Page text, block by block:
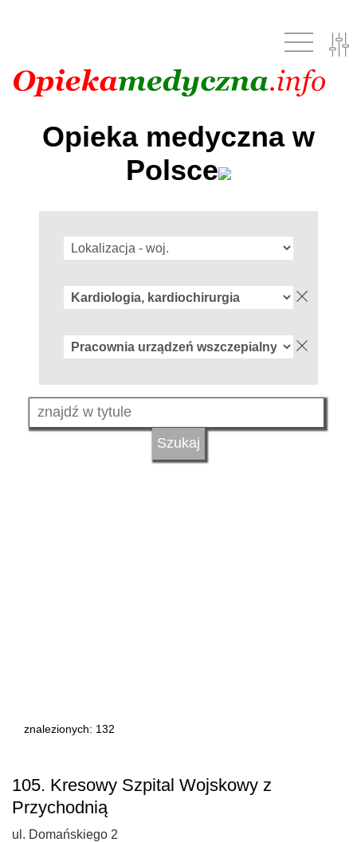
Opieka medyczna w
Polsce
znalezionych: 132
105. Kresowy Szpital Wojskowy z
Przychodnią
ul. Domańskiego 2